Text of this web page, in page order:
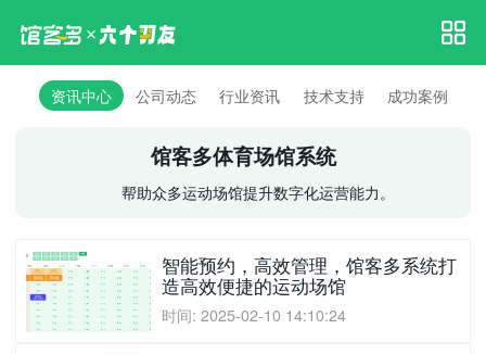
资讯中心 公司动态 行业资讯 技术支持 成功案例
馆客多体育场馆系统
帮助众多运动场馆提升数字化运营能力。
智能预约，高效管理，馆客多系统打
造高效便捷的运动场馆
时间: 2025-02-10 14:10:24